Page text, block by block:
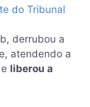
do Tribunal
derrubou a
atendendo a
liberou a